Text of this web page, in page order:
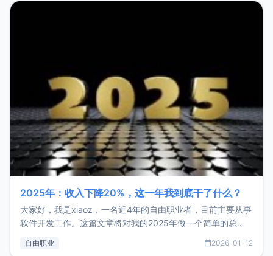
2025年：收入下降20%，这一年我到底干了什么？
大家好，我是xiaoz，一名近4年的自由职业者，目前主要从事
软件开发工作。这篇文章将对我的2025年做一个简单的总
收入下降20%，但却过得很充实，2026年不求突破，但求保
自由职业 2026-01-12